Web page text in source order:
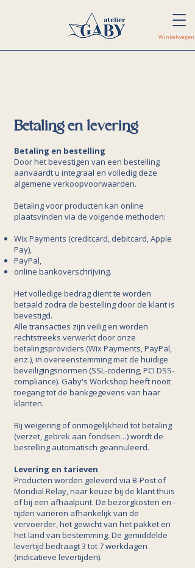
Winkelwagen
Betaling en levering
Betaling en bestelling
Door het bevestigen van een bestelling
aanvaardt u integraal en volledig deze
algemene verkoopvoorwaarden.
Betaling voor producten kan online
plaatsvinden via de volgende methoden:
Wix Payments (creditcard, debitcard, Apple
Pay),
PayPal,
online bankoverschrijving.
Het volledige bedrag dient te worden
betaald zodra de bestelling door de klant is
bevestigd.
Alle transacties zijn veilig en worden
rechtstreeks verwerkt door onze
betalingsproviders (Wix Payments, PayPal,
enz.), in overeenstemming met de huidige
beveiligingsnormen (SSL-codering, PCI DSS-
compliance). Gaby's Workshop heeft nooit
toegang tot de bankgegevens van haar
klanten.
Bij weigering of onmogelijkheid tot betaling
(verzet, gebrek aan fondsen…) wordt de
bestelling automatisch geannuleerd.
Levering en tarieven
Producten worden geleverd via B-Post of
Mondial Relay, naar keuze bij de klant thuis
of bij een afhaalpunt. De bezorgkosten en -
tijden variëren afhankelijk van de
vervoerder, het gewicht van het pakket en
het land van bestemming. De gemiddelde
levertijd bedraagt 3 tot 7 werkdagen
(indicatieve levertijden).